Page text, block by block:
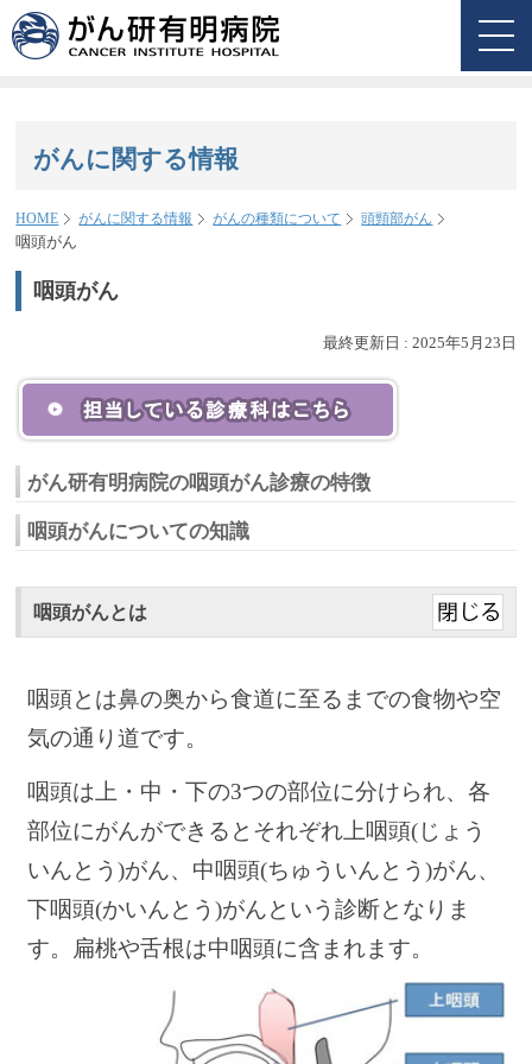
がんに関する情報
HOME がんに関する情報 がんの種類について 頭頸部がん
咽頭がん
咽頭がん
最終更新日 : 2025年5月23日
がん研有明病院の咽頭がん診療の特徴
咽頭がんについての知識
咽頭がんとは
咽頭とは鼻の奥から食道に至るまでの食物や空
気の通り道です。
咽頭は上・中・下の3つの部位に分けられ、各
部位にがんができるとそれぞれ上咽頭(じょう
いんとう)がん、中咽頭(ちゅういんとう)がん、
下咽頭(かいんとう)がんという診断となりま
す。扁桃や舌根は中咽頭に含まれます。